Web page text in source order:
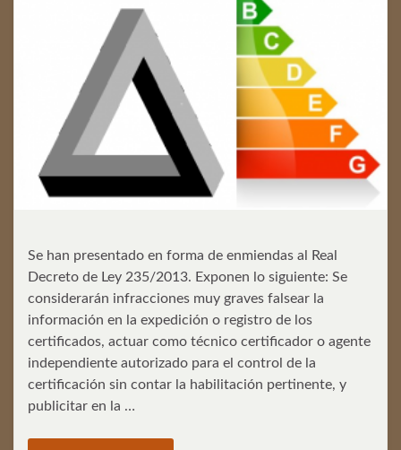
Se han presentado en forma de enmiendas al Real
Decreto de Ley 235/2013. Exponen lo siguiente: Se
considerarán infracciones muy graves falsear la
información en la expedición o registro de los
certificados, actuar como técnico certificador o agente
independiente autorizado para el control de la
certificación sin contar la habilitación pertinente, y
publicitar en la …